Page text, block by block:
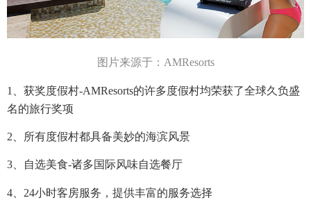
图片来源于： AMResorts
1、获奖度假村-AMResorts的许多度假村均荣获了全球久负盛
名的旅行奖项
2、所有度假村都具备美妙的海滨风景
3、自选美食-诸多国际风味自选餐厅
4、24小时客房服务，提供丰富的服务选择